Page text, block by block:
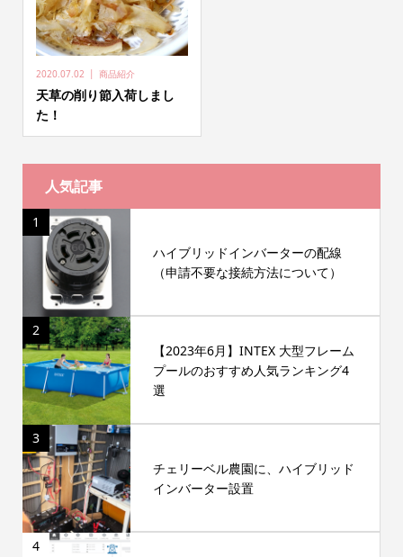
2020.07.02 商品紹介
天草の削り節入荷しまし
た！
人気記事
1
ハイブリッドインバーターの配線
（申請不要な接続方法について）
2
【2023年6月】INTEX 大型フレーム
プールのおすすめ人気ランキング4
選
3
チェリーベル農園に、ハイブリッド
インバーター設置
4